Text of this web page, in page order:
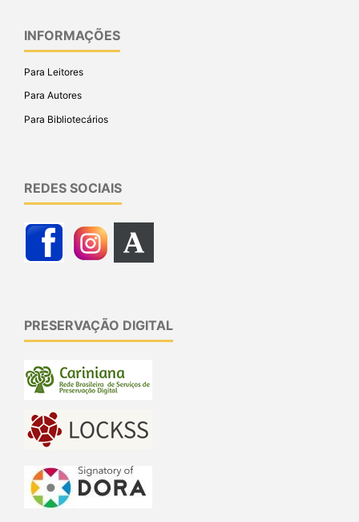
INFORMAÇÕES
Para Leitores
Para Autores
Para Bibliotecários
REDES SOCIAIS
PRESERVAÇÃO DIGITAL